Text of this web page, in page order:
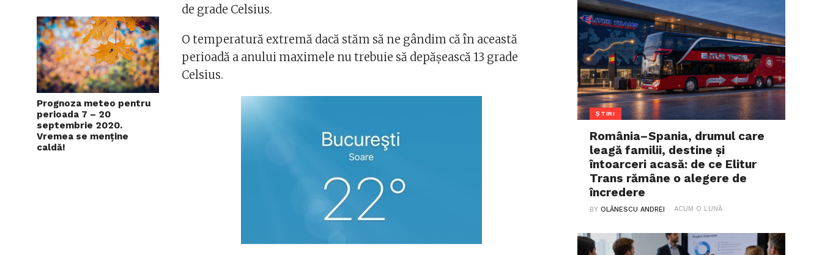
Prognoza meteo pentru
perioada 7 – 20
septembrie 2020.
Vremea se menține
caldă!
de grade Celsius.
O temperatură extremă dacă stăm să ne gândim că în această
perioadă a anului maximele nu trebuie să depășească 13 grade
Celsius.
ȘTIRI
România–Spania, drumul care
leagă familii, destine și
întoarceri acasă: de ce Elitur
Trans rămâne o alegere de
încredere
BYOLĂNESCU ANDREI ACUM O LUNĂ